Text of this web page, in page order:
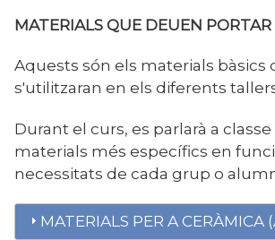
MATERIALS QUE DEUEN
Aquests són els materials bàsics
s'utilitzaran en els diferents
Durant el curs, es parlarà a
materials més específics en
necessitats de cada grup o
MATERIALS PER A CERÀMICA